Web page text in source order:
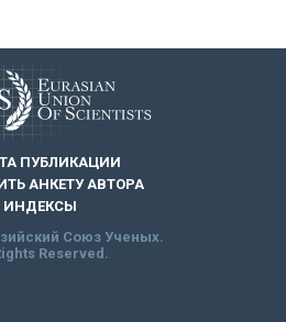
ПУБЛИКАЦИИ
АНКЕТУ АВТОРА
ИНДЕКСЫ
Союз Ученых.
Reserved.